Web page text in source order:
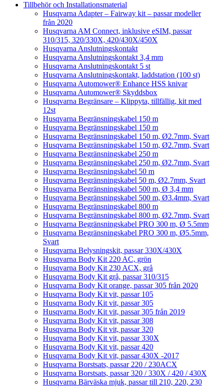
Tillbehör och Installationsmaterial
Husqvarna Adapter – Fairway kit – passar modeller
från 2020
Husqvarna AM Connect, inklusive eSIM, passar
310/315, 320/330X, 420/430X/450X
Husqvarna Anslutningskontakt
Husqvarna Anslutningskontakt 3,4 mm
Husqvarna Anslutningskontakt 5 st
Husqvarna Anslutningskontakt, laddstation (100 st)
Husqvarna Automower® Enhance HSS knivar
Husqvarna Automower® Skyddsbox
Husqvarna Begränsare – Klippyta, tillfällig, kit med
12st
Husqvarna Begränsningskabel 150 m
Husqvarna Begränsningskabel 150 m
Husqvarna Begränsningskabel 150 m, Ø2.7mm, Svart
Husqvarna Begränsningskabel 150 m, Ø2.7mm, Svart
Husqvarna Begränsningskabel 250 m
Husqvarna Begränsningskabel 250 m, Ø2.7mm, Svart
Husqvarna Begränsningskabel 50 m
Husqvarna Begränsningskabel 50 m, Ø2.7mm, Svart
Husqvarna Begränsningskabel 500 m, Ø 3,4 mm
Husqvarna Begränsningskabel 500 m, Ø3.4mm, Svart
Husqvarna Begränsningskabel 800 m
Husqvarna Begränsningskabel 800 m, Ø2.7mm, Svart
Husqvarna Begränsningskabel PRO 300 m, Ø 5.5mm
Husqvarna Begränsningskabel PRO 300 m, Ø5.5mm,
Svart
Husqvarna Belysningskit, passar 330X/430X
Husqvarna Body Kit 220 AC, grön
Husqvarna Body Kit 230 ACX, grå
Husqvarna Body Kit grå, passar 310/315
Husqvarna Body Kit orange, passar 305 från 2020
Husqvarna Body Kit vit, passar 105
Husqvarna Body Kit vit, passar 305
Husqvarna Body Kit vit, passar 305 från 2019
Husqvarna Body Kit vit, passar 308
Husqvarna Body Kit vit, passar 320
Husqvarna Body Kit vit, passar 330X
Husqvarna Body Kit vit, passar 420
Husqvarna Body Kit vit, passar 430X -2017
Husqvarna Borstsats, passar 220 / 230ACX
Husqvarna Borstsats, passar 320 / 330X / 420 / 430X
Husqvarna Bärväska mjuk, passar till 210, 220, 230